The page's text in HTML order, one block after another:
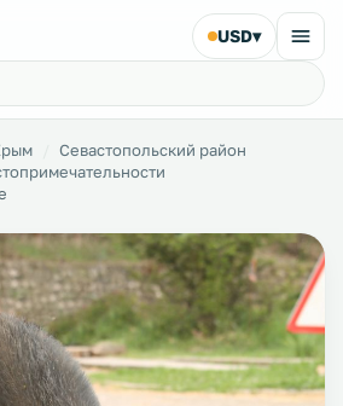
USD▾
Севастопольский район